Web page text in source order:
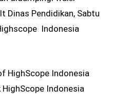
Dinas Pendidikan, Sabtu
Indonesia
HighScope Indonesia
Indonesia